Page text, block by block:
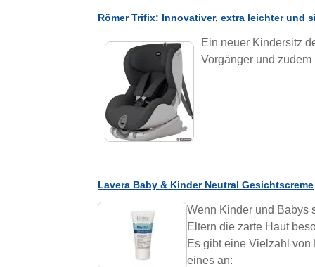
Römer Trifix: Innovativer, extra leichter und
Ein neuer Kindersitz
Vorgänger und
Lavera Baby & Kinder Neutral Gesichtscreme
Wenn Kinder und Babys
Eltern die zarte Haut
Es gibt eine Vielzahl von
eines an: